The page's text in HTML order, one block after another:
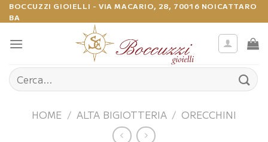
Salta
ai
contenuti
BOCCUZZI GIOIELLI - VIA MACARIO, 28, 70016 NOICATTARO
BA
Cerca:
HOME / ALTA BIGIOTTERIA / ORECCHINI